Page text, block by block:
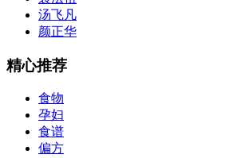
汤飞凡
颜正华
精心推荐
食物
孕妇
食谱
偏方